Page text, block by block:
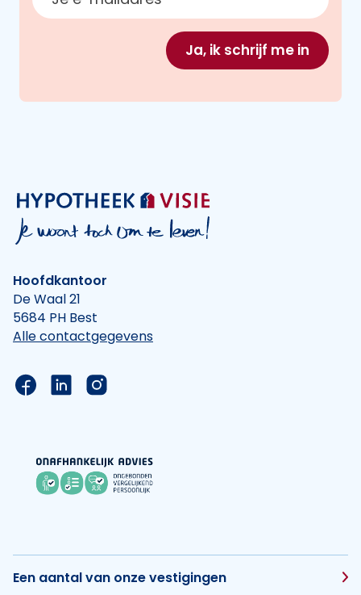
Ja, ik schrijf me in
Hoofdkantoor
De Waal 21
5684 PH Best
Alle contactgegevens
Link naar de Facebook pagina van Hypotheek
Link naar de LinkedIn pagina van
Link naar de Instagram pagina van
Een aantal van onze vestigingen